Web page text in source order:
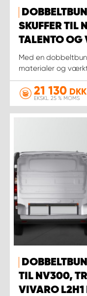
SKUFFER TIL
TALENTO OG
Med en
materialer og
21 130 DKK
EKSKL. 25 % MOMS
TIL NV300,
VIVARO L2H1